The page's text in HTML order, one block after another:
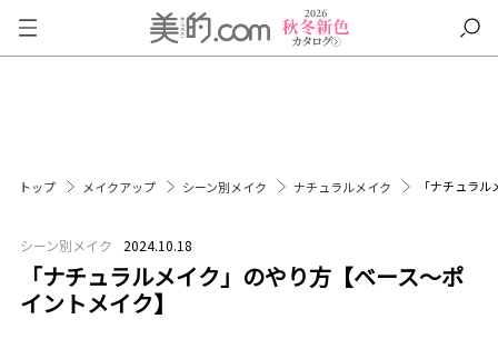
トップ メイクアップ シーン別メイク ナチュラルメイク 「ナチュラ
シーン別メイク 2024.10.18
「ナチュラルメイク」のやり方【ベース〜ポ
イントメイク】